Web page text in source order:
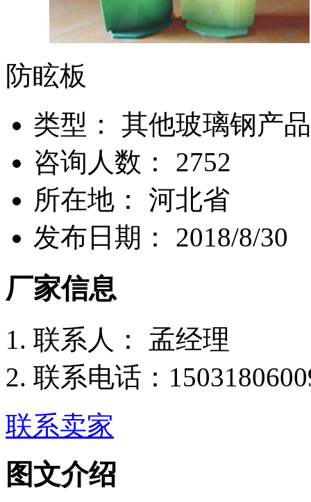
防眩板
类型： 其他玻璃钢产品
咨询人数： 2752
所在地： 河北省
发布日期： 2018/8/30
厂家信息
联系 人：
孟经理
联系电话：
联系卖家
图文介绍